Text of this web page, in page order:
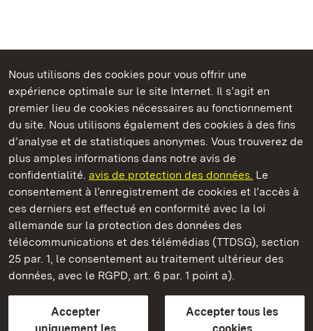
Nous utilisons des cookies pour vous offrir une
expérience optimale sur le site Internet. Il s’agit en
premier lieu de cookies nécessaires au fonctionnement
du site. Nous utilisons également des cookies à des fins
d’analyse et de statistiques anonymes. Vous trouverez de
plus amples informations dans notre avis de
confidentialité. avis de protection des données. Le
consentement à l’enregistrement de cookies et l’accès à
ces derniers est effectué en conformité avec la loi
allemande sur la protection des données des
télécommunications et des télémédias (TTDSG), section
25 par. 1, le consentement au traitement ultérieur des
données, avec le RGPD, art. 6 par. 1 point a).
Accepter
Accepter tous les
Châteaux et jardins publics du Bade-Wurtemberg
Château-fort d' Alt-Eberstein
Châteaux et jardins publics du Bade-Wurtemberg
FAQ et réponsesMentions légalesProtection des données
Explications sur l’accessibilité
BITV-konform (geprüfte Seiten)
plus loin